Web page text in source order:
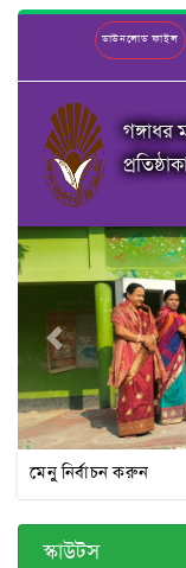
ডাউনলোড ফাইল
গঙ্গাধর
Previous
মেনু নির্বাচন করুন
স্কাউটস